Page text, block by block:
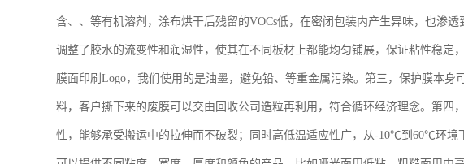
含、、等有机溶剂，涂布烘干后残留的VOCs低，在密闭包装内产生异味，也渗
调整了胶水的流变性和润湿性，使其在不同板材上都能均匀铺展，保证粘性稳定
膜面印刷Logo，我们使用的是油墨，避免铅、等重金属污染。第三，保护膜本身
料，客户撕下来的废膜可以交由回收公司造粒再利用，符合循环经济理念。第四
性，能够承受搬运中的拉伸而不破裂；同时高低温适应性广，从-10℃到60℃环境